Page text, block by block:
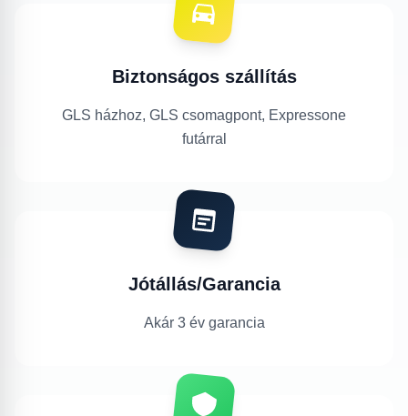
Biztonságos szállítás
GLS házhoz, GLS csomagpont, Expressone
futárral
Jótállás/Garancia
Akár 3 év garancia